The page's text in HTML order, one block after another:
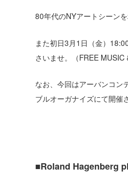
80年代のNYアートシーン
また初日3月1日（金）
さいませ。（FREE MUSIC
なお、今回はアーバンコン
ブルオーガナイズにて開催
■Roland Hagenberg